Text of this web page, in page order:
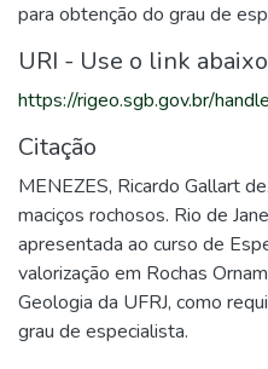
para obtenção do grau de
URI - Use o link
https://rigeo.sgb.gov.br/
Citação
MENEZES, Ricardo Gallart
maciços rochosos. Rio de
apresentada ao curso de
valorização em Rochas
Geologia da UFRJ, como
grau de especialista.